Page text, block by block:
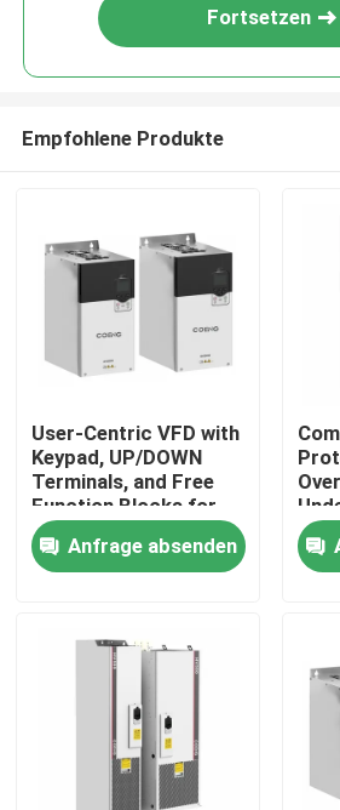
Zu Hause
Produkte
Videos
Werksbesichtigung
Fortsetzen
Empfohlene Produkte
User-Centric VFD with
Keypad, UP/DOWN
Terminals, and Free
Function Blocks for
Easy Operation and
SetupAnfrage absenden